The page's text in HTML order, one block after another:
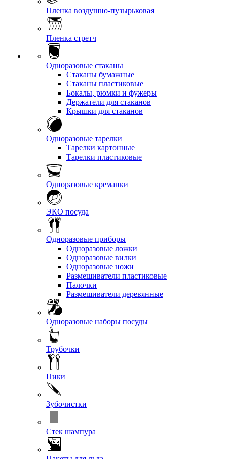
Пленка воздушно-пузырьковая
Пленка стретч
Одноразовые стаканы
Стаканы бумажные
Стаканы пластиковые
Бокалы, рюмки и фужеры
Держатели для стаканов
Крышки для стаканов
Одноразовые тарелки
Тарелки картонные
Тарелки пластиковые
Одноразовые креманки
ЭКО посуда
Одноразовые приборы
Одноразовые ложки
Одноразовые вилки
Одноразовые ножи
Размешиватели пластиковые
Палочки
Размешиватели деревянные
Одноразовые наборы посуды
Трубочки
Пики
Зубочистки
Стек шампура